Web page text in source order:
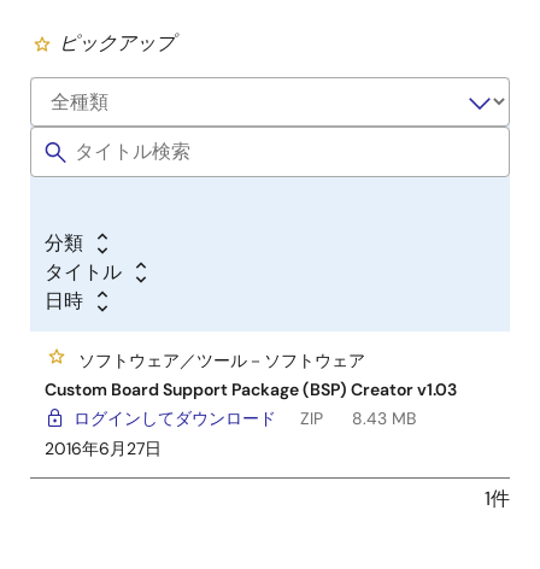
ピックアップ
分類
タイトル
日時
ソフトウェア／ツール－ソフトウェア
Custom Board Support Package (BSP) Creator v1.03
ログインしてダウンロード
ZIP
8.43 MB
2016年6月27日
1件